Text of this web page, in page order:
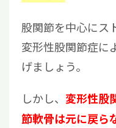
股関節を中心にス
変形性股関節症に
げましょう。
しかし、 変形性股
節軟骨は元に戻ら